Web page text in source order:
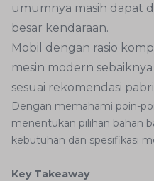
umumnya masih dapat
besar kendaraan.
Mobil dengan rasio
mesin modern
sesuai rekomendasi
Dengan memahami poin-
menentukan pilihan bahan
kebutuhan dan spesifikasi
Key Takeaway